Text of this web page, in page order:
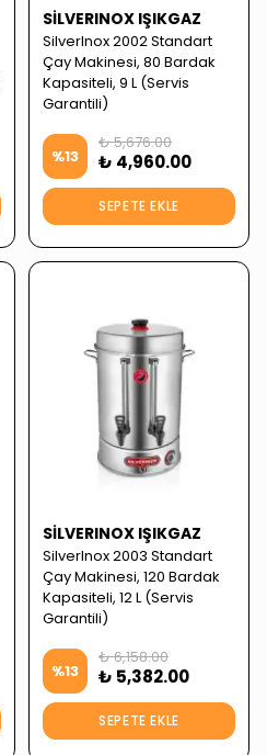
SILVERINOX IŞIKGAZ
SilverInox 2002 Standart
Çay Makinesi, 80 Bardak
Kapasiteli, 9 L (Servis
Garantili)
%13
₺ 5,676.00
₺ 4,960.00
SEPETE EKLE
SILVERINOX IŞIKGAZ
SilverInox 2003 Standart
Çay Makinesi, 120 Bardak
Kapasiteli, 12 L (Servis
Garantili)
%13
₺ 6,158.00
₺ 5,382.00
SEPETE EKLE